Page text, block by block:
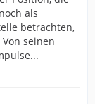
als
betrachten,
seinen